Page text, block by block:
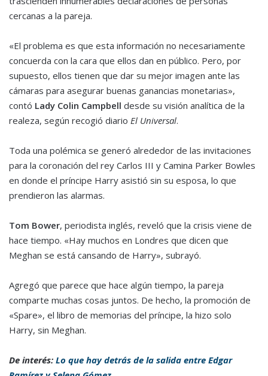
cercanas a la pareja.
«El problema es que esta información no necesariamente
concuerda con la cara que ellos dan en público. Pero, por
supuesto, ellos tienen que dar su mejor imagen ante las
cámaras para asegurar buenas ganancias monetarias»,
contó Lady Colin Campbell desde su visión analítica de la
realeza, según recogió diario El Universal.
Toda una polémica se generó alrededor de las invitaciones
para la coronación del rey Carlos III y Camina Parker Bowles
en donde el príncipe Harry asistió sin su esposa, lo que
prendieron las alarmas.
Tom Bower, periodista inglés, reveló que la crisis viene de
hace tiempo. «Hay muchos en Londres que dicen que
Meghan se está cansando de Harry», subrayó.
Agregó que parece que hace algún tiempo, la pareja
comparte muchas cosas juntos. De hecho, la promoción de
«Spare», el libro de memorias del príncipe, la hizo solo
Harry, sin Meghan.
De interés: Lo que hay detrás de la salida entre Edgar